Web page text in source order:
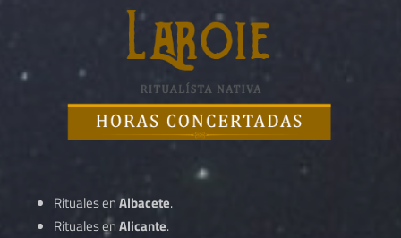
Rituales enAlbacete.
Rituales enAlicante.